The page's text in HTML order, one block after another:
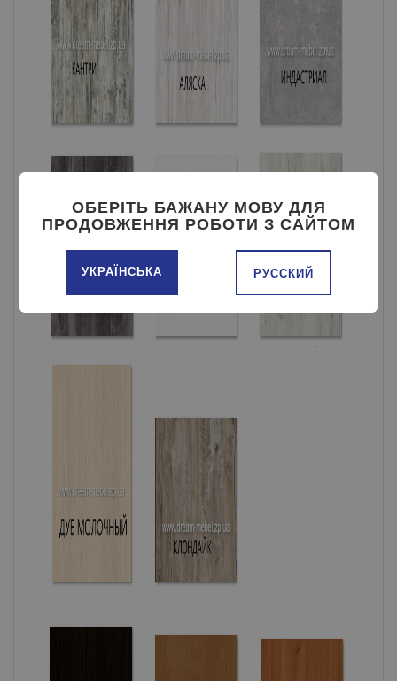
ОБЕРІТЬ БАЖАНУ МОВУ ДЛЯ
ПРОДОВЖЕННЯ РОБОТИ З САЙТОМ
УКРАЇНСЬКА РУССКИЙ